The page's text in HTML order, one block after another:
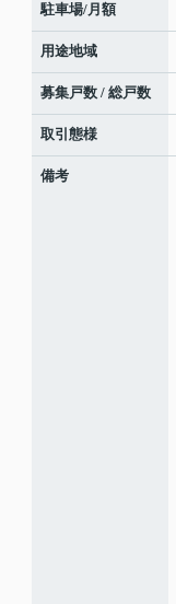
駐車場/月額
用途地域
募集戸数 / 総戸数
取引態様
備考